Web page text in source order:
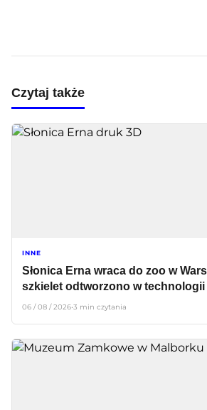
Czytaj także
INNE
Słonica Erna wraca do zoo w
szkielet odtworzono w technologii
06 / 08 / 2026•3 min czytania